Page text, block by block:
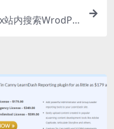
站内搜索WrodPr